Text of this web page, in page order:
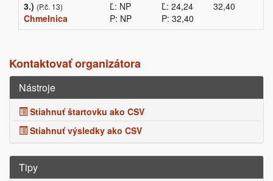
3.) (P.č. 13)
Chmelnica
Ľ: NP
P: NP
Ľ: 24,24
P: 32,40
32,40
Kontaktovať organizátora
Nástroje
Stiahnuť štartovku ako CSV
Stiahnuť výsledky ako CSV
Tipy